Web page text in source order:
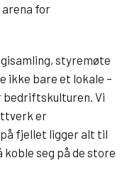
for
styremøte
ikke bare et lokale –
bedriftskulturen. Vi
er
fjellet ligger alt til
seg på de store